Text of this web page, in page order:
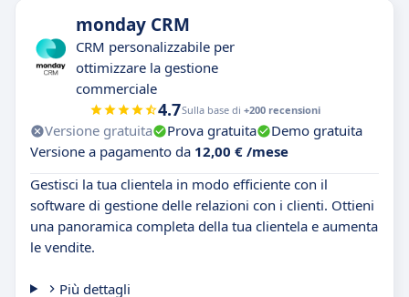
monday CRM
CRM personalizzabile per
ottimizzare la gestione
commerciale
4.7Sulla base di +200 recensioni
Versione gratuita Prova gratuita
Demo gratuita
Versione a pagamento da 12,00 € /mese
Gestisci la tua clientela in modo efficiente con il
software di gestione delle relazioni con i clienti. Ottieni
una panoramica completa della tua clientela e aumenta
le vendite.
Più dettagli